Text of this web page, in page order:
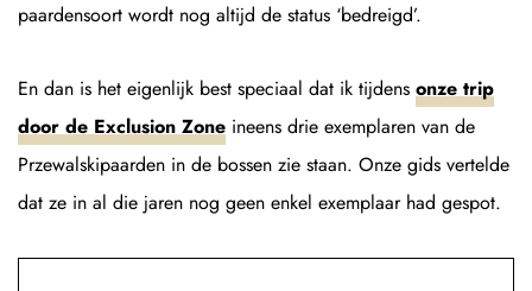
paardensoort wordt nog altijd de status ‘bedreigd’.
En dan is het eigenlijk best speciaal dat ik tijdens onze trip
door de Exclusion Zone ineens drie exemplaren van de
Przewalskipaarden in de bossen zie staan. Onze gids vertelde
dat ze in al die jaren nog geen enkel exemplaar had gespot.